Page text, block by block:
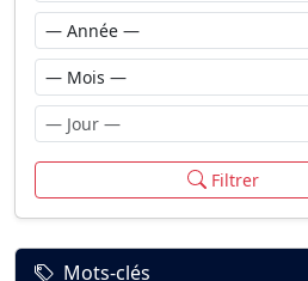
Filtrer
Mots-clés